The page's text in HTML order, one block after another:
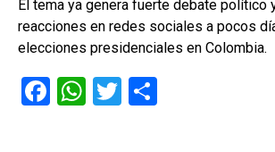
El tema ya genera fuerte debate político
reacciones en redes sociales a pocos
elecciones presidenciales en Colombia.
F
W T